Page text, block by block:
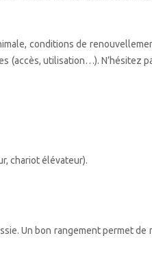
conditions de
(accès, utilisation…). N’hésitez
chariot élévateur).
Un bon rangement permet de